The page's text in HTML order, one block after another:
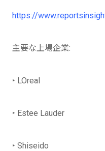
https://
主要な上場企業:
‣ LOreal
‣ Estee Lauder
‣ Shiseido